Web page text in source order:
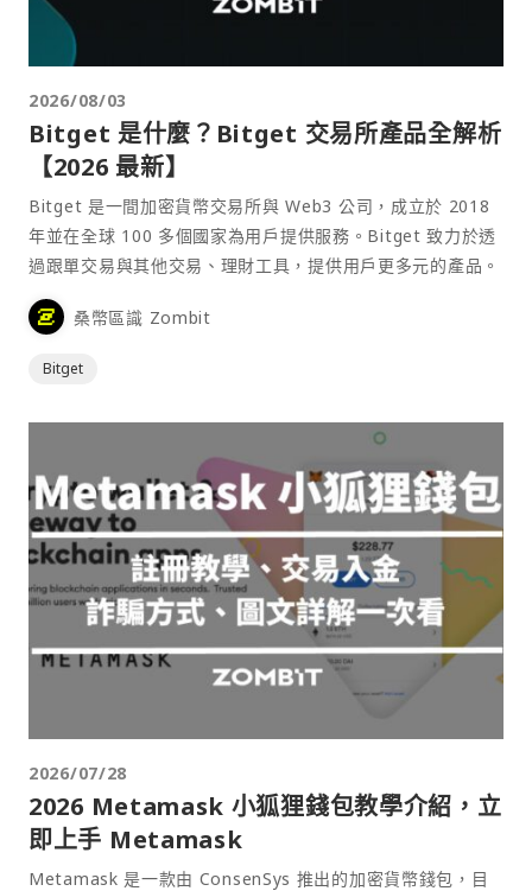
2026/08/03
Bitget 是什麼？Bitget 交易所產品全解析
【2026 最新】
Bitget 是一間加密貨幣交易所與 Web3 公司，成立於 2018
年並在全球 100 多個國家為用戶提供服務。Bitget 致力於透
過跟單交易與其他交易、理財工具，提供用戶更多元的產品。
桑幣區識 Zombit
Bitget
2026/07/28
2026 Metamask 小狐狸錢包教學介紹，立
即上手 Metamask
Metamask 是一款由 ConsenSys 推出的加密貨幣錢包，目